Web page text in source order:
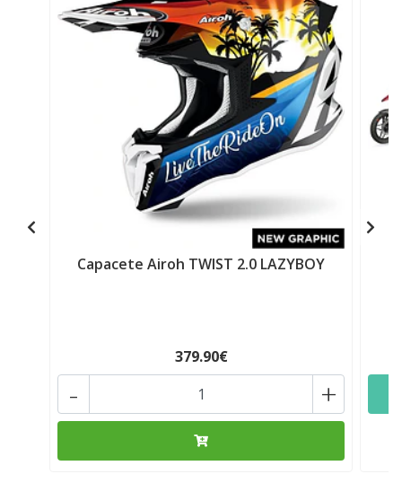
Capacete Airoh TWIST 2.0 LAZYBOY
379.90€
+
-